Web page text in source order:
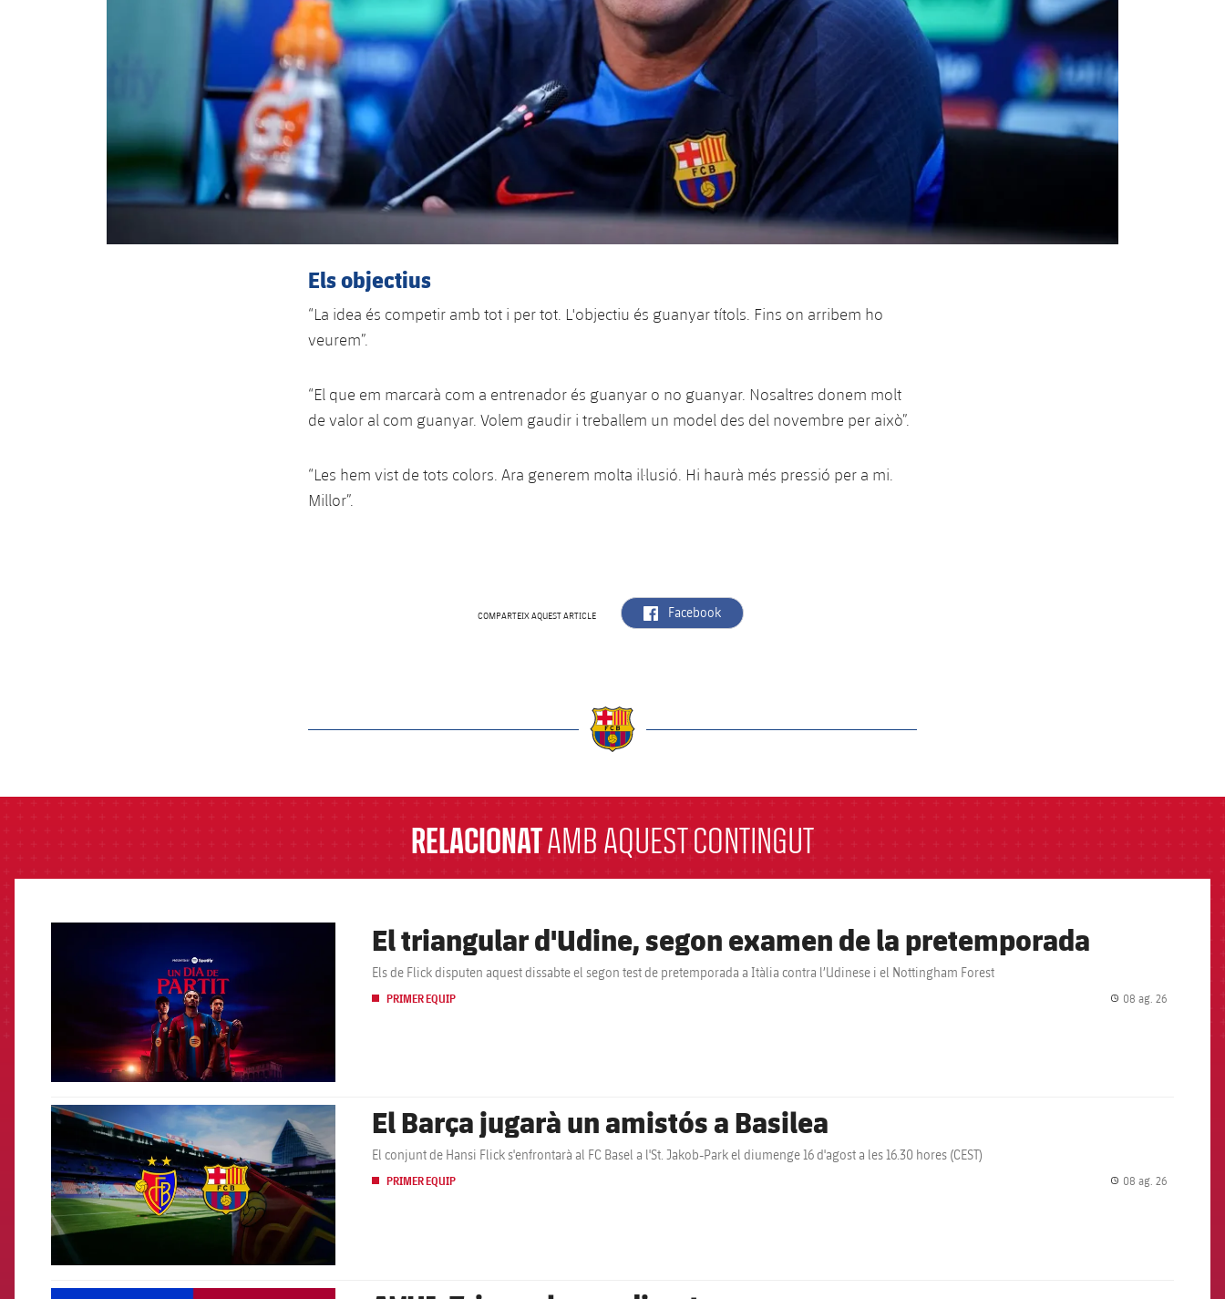
Els objectius
“La idea és competir amb tot i per tot. L'objectiu és guanyar títols. Fins on arribem ho
veurem”.
“El que em marcarà com a entrenador és guanyar o no guanyar. Nosaltres donem molt
de valor al com guanyar. Volem gaudir i treballem un model des del novembre per això”.
“Les hem vist de tots colors. Ara generem molta il·lusió. Hi haurà més pressió per a mi.
Millor”.
COMPARTEIX AQUEST ARTICLE label.aria.facebook
Facebook
RELACIONATAMB AQUEST CONTINGUT
El triangular d'Udine, segon examen de la pretemporada
Els de Flick disputen aquest dissabte el segon test de pretemporada a Itàlia contra l’Udinese i el Nottingham Forest
PRIMER EQUIP 08 ag. 26
FCB Barcelona badge El Barça jugarà un amistós a Basilea
El conjunt de Hansi Flick s'enfrontarà al FC Basel a l'St. Jakob-Park el diumenge 16 d'agost a les 16.30 hores (CEST)
PRIMER EQUIP 08 ag. 26